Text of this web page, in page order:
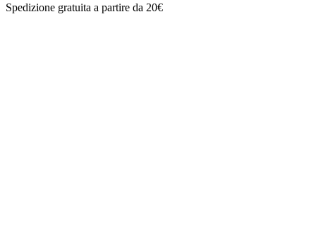
Spedizione gratuita a partire da 20€